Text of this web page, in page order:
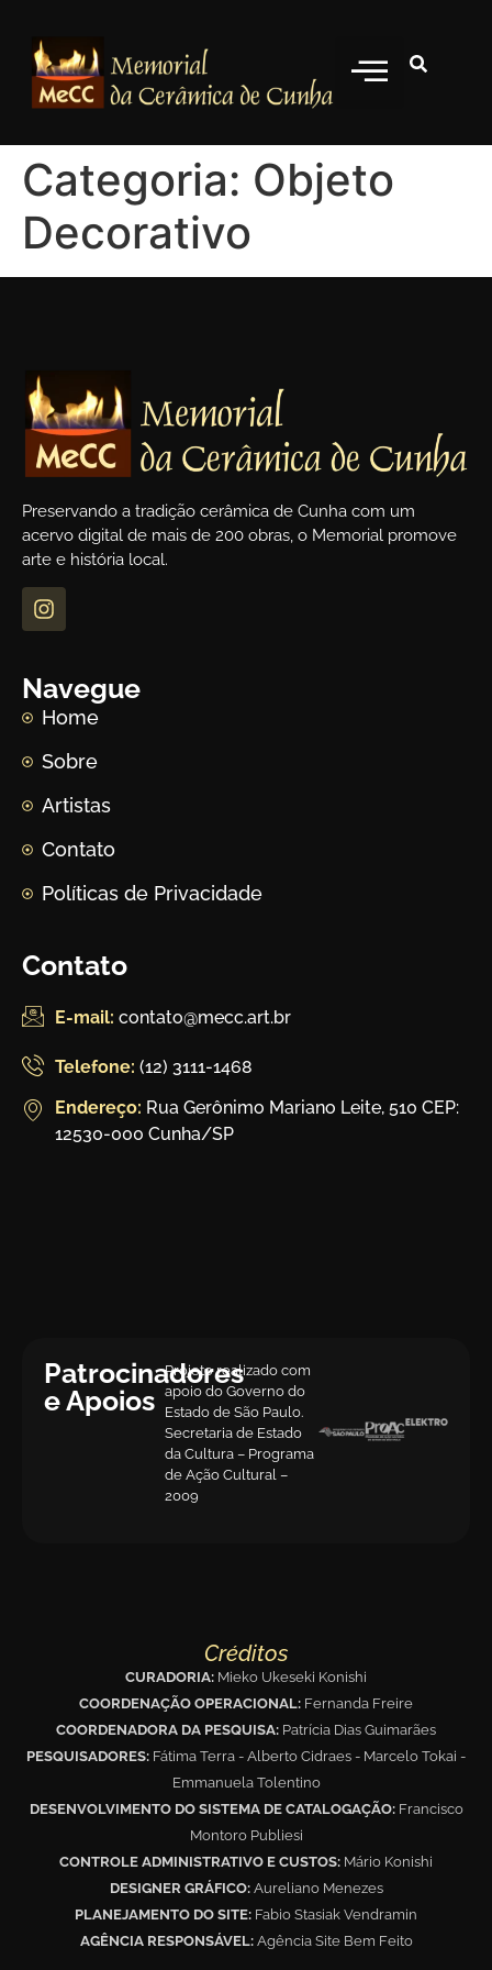
Categoria: Objeto
Decorativo
Preservando a tradição cerâmica de Cunha com um
acervo digital de mais de 200 obras, o Memorial promove
arte e história local.
Navegue
Home
Sobre
Artistas
Contato
Políticas de Privacidade
Contato
E-mail: contato@mecc.art.br
Telefone: (12) 3111-1468
Endereço: Rua Gerônimo Mariano Leite, 510 CEP:
12530-000 Cunha/SP
Patrocinadores
e Apoios
Projeto realizado com
apoio do Governo do
Estado de São Paulo.
Secretaria de Estado
da Cultura – Programa
de Ação Cultural –
2009
Créditos
CURADORIA: Mieko Ukeseki Konishi
COORDENAÇÃO OPERACIONAL: Fernanda Freire
COORDENADORA DA PESQUISA: Patrícia Dias Guimarães
PESQUISADORES: Fátima Terra - Alberto Cidraes - Marcelo Tokai -
Emmanuela Tolentino
DESENVOLVIMENTO DO SISTEMA DE CATALOGAÇÃO: Francisco
Montoro Publiesi
CONTROLE ADMINISTRATIVO E CUSTOS: Mário Konishi
DESIGNER GRÁFICO:Aureliano Menezes
PLANEJAMENTO DO SITE: Fabio Stasiak Vendramin
AGÊNCIA RESPONSÁVEL:Agência Site Bem Feito